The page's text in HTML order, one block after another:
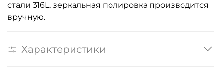
стали 316L, зеркальная полировка производится
вручную.
Характеристики